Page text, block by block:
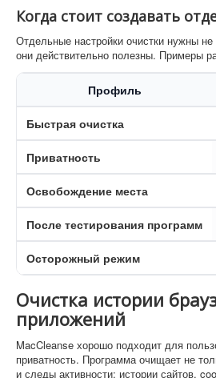
Когда стоит создавать
Отдельные настройки очистки нужны
они действительно полезны. Примеры
Профиль
Быстрая очистка
Приватность
Освобождение места
После тестирования программ
Осторожный режим
Очистка истории
приложений
MacCleanse хорошо подходит для
приватность. Программа очищает не
и следы активности: истории сайтов,